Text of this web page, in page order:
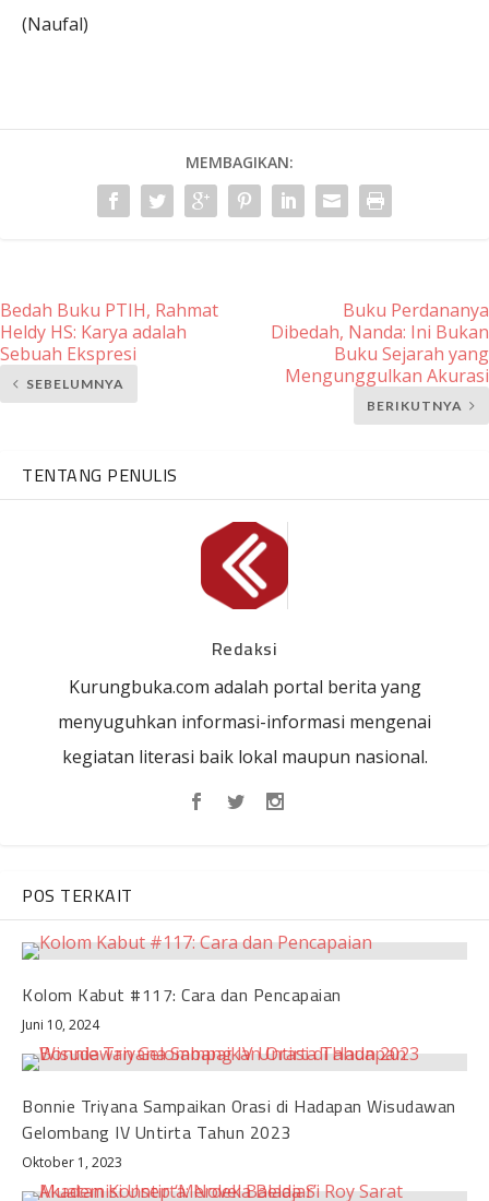
(Naufal)
MEMBAGIKAN:
Bedah Buku PTIH, Rahmat
Heldy HS: Karya adalah
Sebuah Ekspresi
SEBELUMNYA
Buku Perdananya
Dibedah, Nanda: Ini Bukan
Buku Sejarah yang
Mengunggulkan Akurasi
BERIKUTNYA
TENTANG PENULIS
Redaksi
Kurungbuka.com adalah portal berita yang
menyuguhkan informasi-informasi mengenai
kegiatan literasi baik lokal maupun nasional.
POS TERKAIT
Kolom Kabut #117: Cara dan Pencapaian
Juni 10, 2024
Bonnie Triyana Sampaikan Orasi di Hadapan Wisudawan
Gelombang IV Untirta Tahun 2023
Oktober 1, 2023